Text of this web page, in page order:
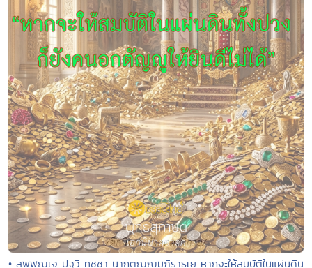
• สพฺพญฺเจ ปฐวี ทชฺชา นากตญฺญุมภิราธเย หากจะให้สมบัติในแผ่นดิน